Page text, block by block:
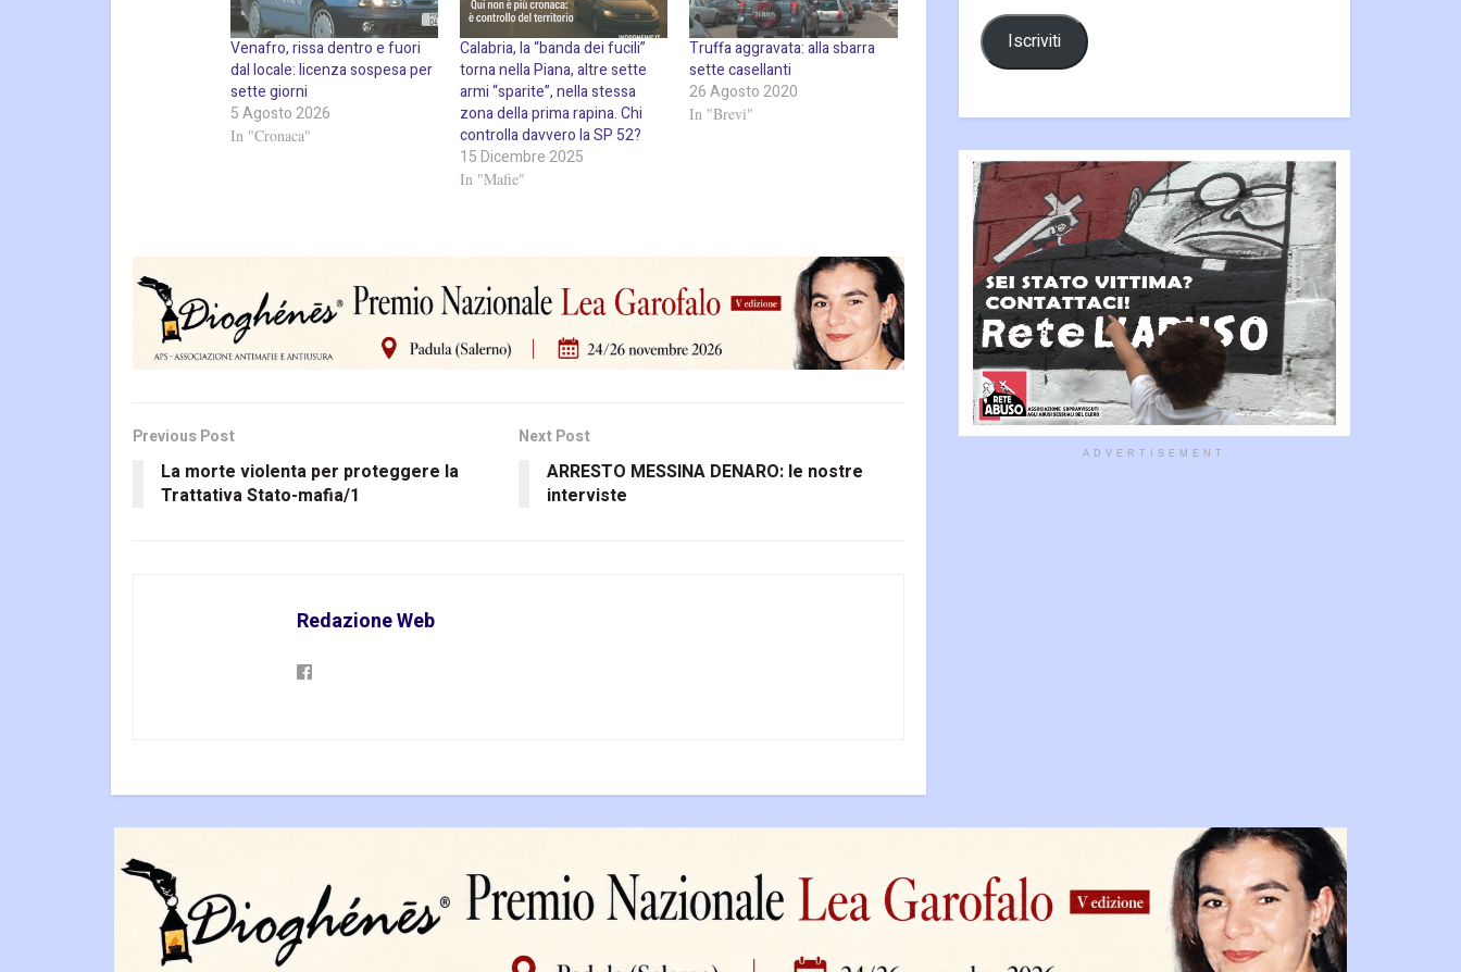
Venafro, rissa dentro e fuori
dal locale: licenza sospesa per
sette giorni
5 Agosto 2026
In "Cronaca"
Calabria, la “banda dei fucili”
torna nella Piana, altre sette
armi “sparite”, nella stessa
zona della prima rapina. Chi
controlla davvero la SP 52?
15 Dicembre 2025
In "Mafie"
Truffa aggravata: alla sbarra
sette casellanti
26 Agosto 2020
In "Brevi"
Previous Post
La morte violenta per proteggere la
Trattativa Stato-mafia/1
Next Post
ARRESTO MESSINA DENARO: le nostre
interviste
Redazione Web
Iscriviti
ADVERTISEMENT